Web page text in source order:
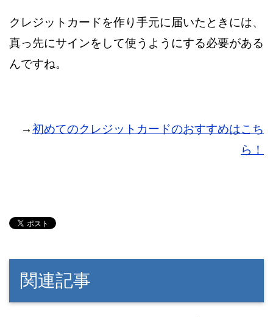
クレジットカードを作り手元に届いたときには、
真っ先にサインをして使うようにする必要がある
んですね。
→初めてのクレジットカードのおすすめはこち
ら！
関連記事